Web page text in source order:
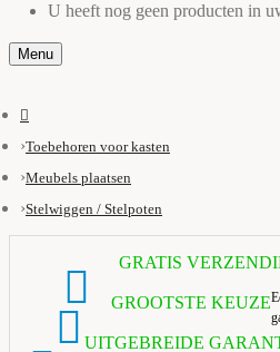
U heeft nog geen producten in
Menu
Toebehoren voor kasten
Meubels plaatsen
Stelwiggen / Stelpoten
GRATIS
GROOTSTE KEUZE
UITGEBREIDE